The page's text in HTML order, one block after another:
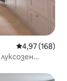
Средна
4,97 (168)